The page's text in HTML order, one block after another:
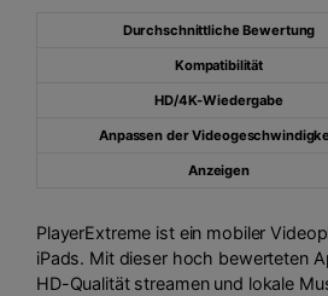
Durchschnittliche Bewertung
Kompatibilität
HD/4K-Wiedergabe
Anpassen der
Anzeigen
PlayerExtreme ist ein mobiler
iPads. Mit dieser hoch bewerteten
HD-Qualität streamen und lokale